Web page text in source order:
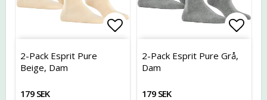
Lägg till i favoritlistan
2-Pack Esprit Pure
Beige, Dam
179 SEK
2-Pack Esprit Pure Grå,
Dam
179 SEK